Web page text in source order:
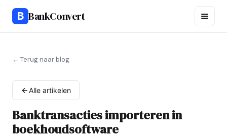
B BankConvert
← Terug naar blog
Alle artikelen
Banktransacties importeren in
boekhoudsoftware